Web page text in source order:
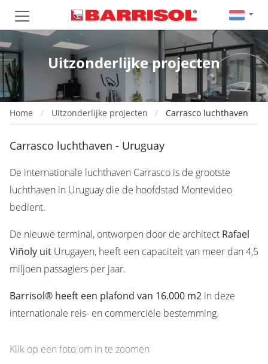
Uitzonderlijke projecten
Home Uitzonderlijke projecten Carrasco luchthaven
Carrasco luchthaven - Uruguay
De internationale luchthaven Carrasco is de grootste
luchthaven in Uruguay die de hoofdstad Montevideo
bedient.
De nieuwe terminal, ontworpen door de architect Rafael
Viñoly uit Urugayen, heeft een capaciteit van meer dan 4,5
miljoen passagiers per jaar.
Barrisol® heeft een plafond van 16.000 m2 in deze
internationale reis- en commerciële bestemming.
Klik op een foto om in te zoomen